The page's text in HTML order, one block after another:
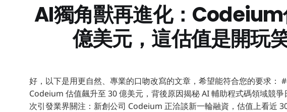
AI獨角獸再進化：
億美元，這估值是開玩
好，以下是用更自然、專業的口吻改寫的文章，希望能符合您的要求：
Codeium 估值飆升至 30 億美元，背後原因揭秘 AI 輔助程式碼領域競
次引發業界關注：新創公司 Codeium 正洽談新一輪融資，估值上看近